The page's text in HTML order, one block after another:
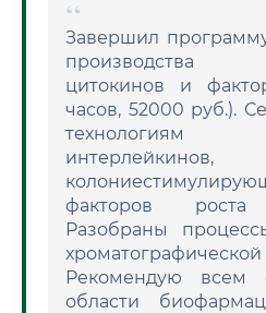
Завершил
производства
цитокинов и
часов, 52000 руб.).
технологиям
интерлейкинов,
факторов роста
Разобраны
Рекомендую всем
области